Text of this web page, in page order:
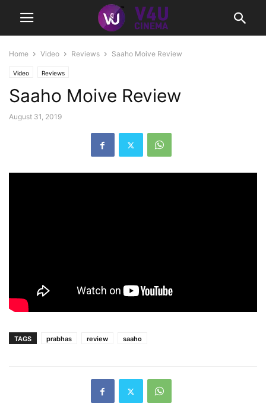
Home Video Reviews Saaho Moive Review
Video Reviews
Saaho Moive Review
August 31, 2019
TAGS prabhas review saaho